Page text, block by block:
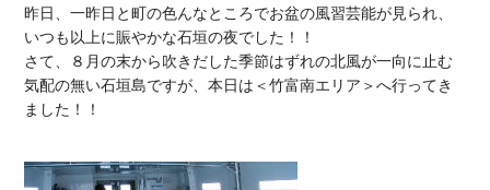
昨日、一昨日と町の色んなところでお盆の風習芸能が見られ、
いつも以上に賑やかな石垣の夜でした！！
さて、８月の末から吹きだした季節はずれの北風が一向に止む
気配の無い石垣島ですが、本日は＜竹富南エリア＞へ行ってき
ました！！